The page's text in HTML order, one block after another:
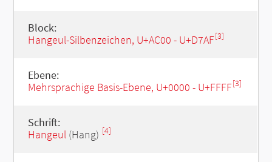
Block:
Hangeul-Silbenzeichen, U+AC00 - U+D7AF[3]
Ebene:
Mehrsprachige Basis-Ebene, U+0000 - U+FFFF[3]
Schrift:
Hangeul(Hang) [4]